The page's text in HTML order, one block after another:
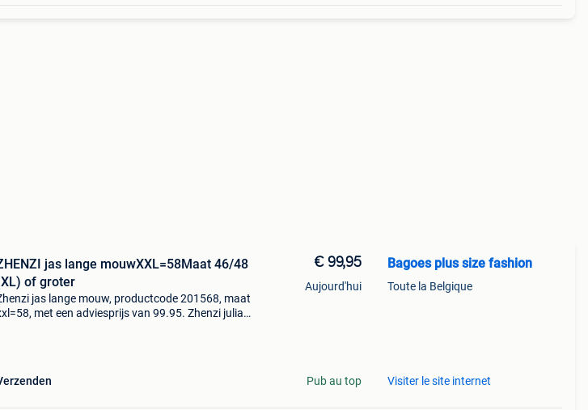
jas lange mouwXXL=58Maat 46/48
of groter
jas lange mouw, productcode 201568, maat
met een adviesprijs van 99.95. Zhenzi julia
€ 99,95
Aujourd'hui
Pub au top
Bagoes plus size fashion
Toute la Belgique
Visiter le site internet